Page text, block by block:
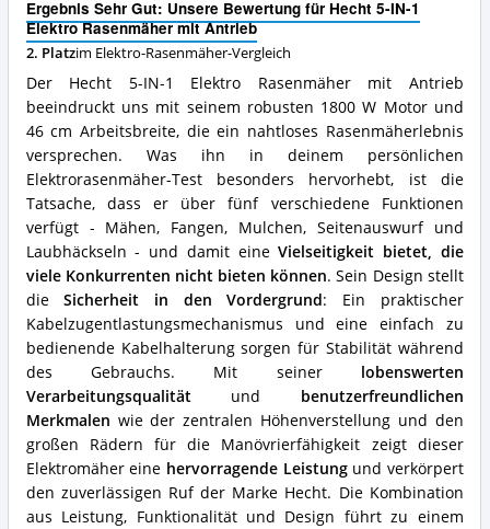
Ergebnis Sehr Gut: Unsere Bewertung für Hecht 5-IN-1
Elektro Rasenmäher mit Antrieb
2. Platzim Elektro-Rasenmäher-Vergleich
Der Hecht 5-IN-1 Elektro Rasenmäher mit Antrieb
beeindruckt uns mit seinem robusten 1800 W Motor und
46 cm Arbeitsbreite, die ein nahtloses Rasenmäherlebnis
versprechen. Was ihn in deinem persönlichen
Elektrorasenmäher-Test besonders hervorhebt, ist die
Tatsache, dass er über fünf verschiedene Funktionen
verfügt - Mähen, Fangen, Mulchen, Seitenauswurf und
Laubhäckseln - und damit eineVielseitigkeit bietet, die
viele Konkurrenten nicht bieten können. Sein Design stellt
dieSicherheit in den Vordergrund: Ein praktischer
Kabelzugentlastungsmechanismus und eine einfach zu
bedienende Kabelhalterung sorgen für Stabilität während
des Gebrauchs. Mit seiner lobenswerten
Verarbeitungsqualitätund benutzerfreundlichen
Merkmalen wie der zentralen Höhenverstellung und den
großen Rädern für die Manövrierfähigkeit zeigt dieser
Elektromäher eine hervorragende Leistungund verkörpert
den zuverlässigen Ruf der Marke Hecht. Die Kombination
aus Leistung, Funktionalität und Design führt zu einem
mit
Antrieb
Vorteile:
Was
spricht
für
diesen
Elektro-
Rasenmäher?